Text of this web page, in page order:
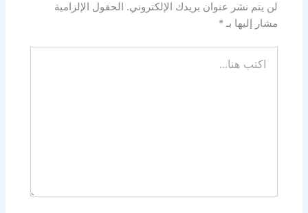
لن يتم نشر عنوان بريدك الإلكتروني.
الحقول الإلزامية
مشار إليها بـ*
هنا...